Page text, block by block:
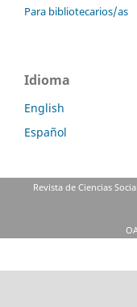
Para bibliotecarios/as
Idioma
English
Español
Revista de Ciencias